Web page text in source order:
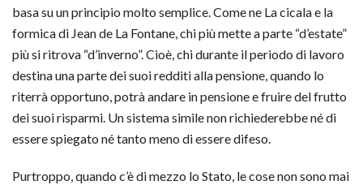
basa su un principio molto semplice. Come ne La cicala e la
formica di Jean de La Fontane, chi più mette a parte “d’estate”
più si ritrova “d’inverno”. Cioè, chi durante il periodo di lavoro
destina una parte dei suoi redditi alla pensione, quando lo
riterrà opportuno, potrà andare in pensione e fruire del frutto
dei suoi risparmi. Un sistema simile non richiederebbe né di
essere spiegato né tanto meno di essere difeso.
Purtroppo, quando c’è di mezzo lo Stato, le cose non sono mai